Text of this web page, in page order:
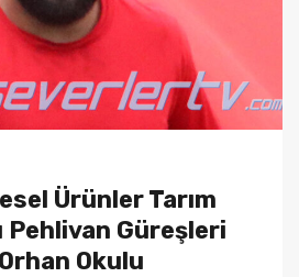
Ürünler Tarım
Pehlivan Güreşleri
Okulu